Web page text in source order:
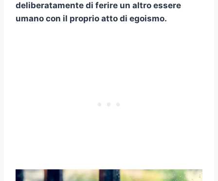
deliberatamente di ferire un altro essere
umano con il proprio atto di egoismo.